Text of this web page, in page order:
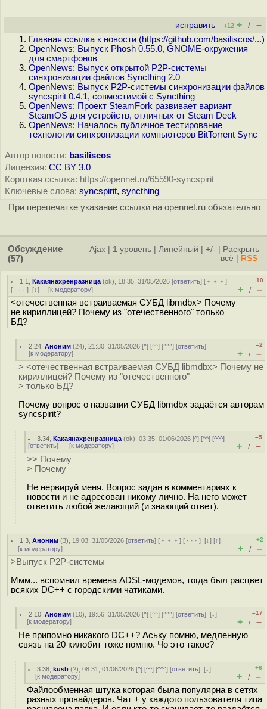
исправить +12 + / –
Главная ссылка к новости (https://github.com/basiliscos/...)
OpenNews: Выпуск Phosh 0.55.0, GNOME-окружения
для смартфонов
OpenNews: Выпуск открытой P2P-системы
синхронизации файлов Syncthing 2.0
OpenNews: Выпуск P2P-системы синхронизации файлов
syncspirit 0.4.1, совместимой с Syncthing
OpenNews: Проект SteamFork развивает вариант
SteamOS для устройств, отличных от Steam Deck
OpenNews: Началось публичное тестирование
технологии синхронизации компьютеров BitTorrent Sync
Автор новости: basiliscos
Лицензия: CC BY 3.0
Короткая ссылка: https://opennet.ru/65590-syncspirit
Ключевые слова: syncspirit, syncthing
При перепечатке указание ссылки на opennet.ru обязательно
Обсуждение
(57)
Ajax 1 уровень Линейный +/-
Раскрыть
всё
RSS
1.1 ,Какаянахренразница (ok), 18:35, 31/05/2026 [ответить] [ ﹢﹢﹢]
[ · · · ] [↓] [к модератору]
–10
+ / –
<отечественная встраиваемая СУБД libmdbx> Почему
не кириллицей? Почему из "отечественного" только
БД?
2.24 ,Аноним (24), 21:30, 31/05/2026 [^] [^^] [^^^] [ответить]
[к модератору]
–2
+ / –
> <отечественная встраиваемая СУБД libmdbx> Почему не
кириллицей? Почему из "отечественного"
> только БД?
Почему вопрос о названии СУБД libmdbx задаётся авторам
syncspirit?
3.34 ,Какаянахренразница (ok), 03:35, 01/06/2026 [^] [^^] [^^^]
[ответить] [к модератору]
–5
+ / –
>> Почему
> Почему
Не нервируй меня. Вопрос задан в комментариях к
новости и не адресован никому лично. На него может
ответить любой желающий (и знающий ответ).
1.3 ,Аноним (3), 19:03, 31/05/2026 [ответить] [ ﹢﹢﹢] [ · · ·][↓] [↑]
[к модератору]
+2
+ / –
>Выпуск P2P-системы
Ммм... вспомнил времена ADSL-модемов, тогда был расцвет
всяких DC++ с городскими чатиками.
2.10 ,Аноним (10), 19:56, 31/05/2026 [^] [^^] [^^^] [ответить][↓]
[к модератору]
–17
+ / –
Не припомно никакого DC++? Аську помню, медленную
связь на 20 килобит тоже помню. Чо это такое?
3.38 ,kusb (?), 08:31, 01/06/2026 [^] [^^] [^^^] [ответить][↓]
[к модератору]
+6
+ / –
Файлообменная штука которая была популярна в сетях
разных провайдеров. Чат + у каждого пользователя типа